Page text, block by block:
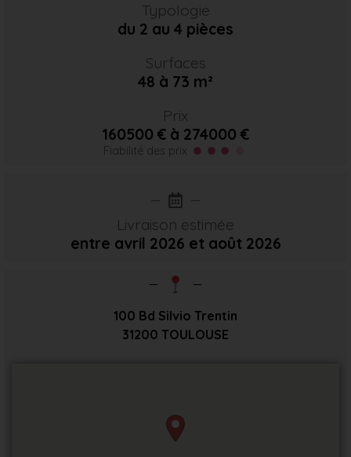
Typologie
du 2 au 4 pièces
Surfaces
48 à 73 m²
Prix
160500 € à 274000 €
Fiabilité des prix
Livraison estimée
entre avril 2026 et août 2026
100 Bd Silvio Trentin
31200 TOULOUSE